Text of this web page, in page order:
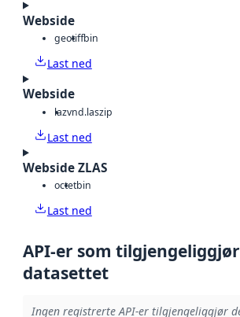
Webside
geotiffbin
Last ned
Webside
lazvnd.laszip
Last ned
Webside ZLAS
octetbin
Last ned
API-er som
datasettet
Ingen registrerte API-er tilgjengeliggjør